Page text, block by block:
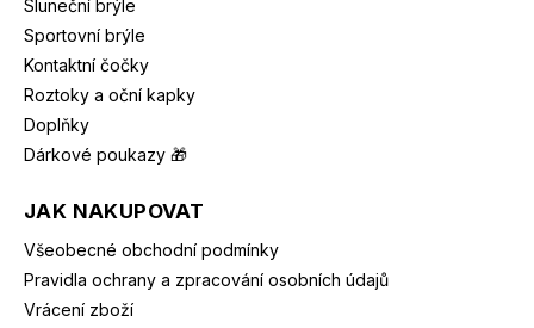
Sluneční brýle
Sportovní brýle
Kontaktní čočky
Roztoky a oční kapky
Doplňky
Dárkové poukazy 🎁
JAK NAKUPOVAT
Všeobecné obchodní podmínky
Pravidla ochrany a zpracování osobních údajů
Vrácení zboží